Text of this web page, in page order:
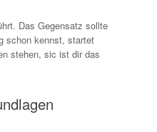
Das Gegensatz sollte
schon kennst, startet
stehen, sic ist dir das